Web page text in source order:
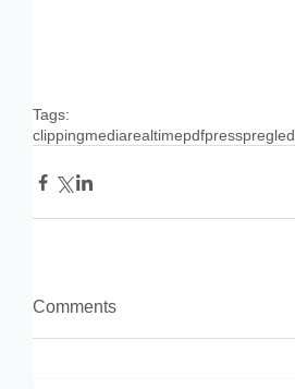
Tags:
clippingmediarealtimepdfpresspregled
Comments